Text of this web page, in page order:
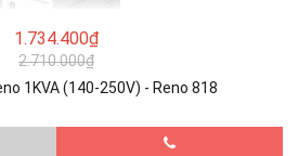
1.734.400₫
2.710.000₫
1KVA (140-250V) - Reno 818